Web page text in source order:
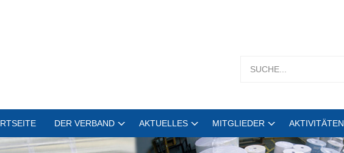
DER VERBAND AKTUELLES MITGLIEDER AKTIVITÄTEN